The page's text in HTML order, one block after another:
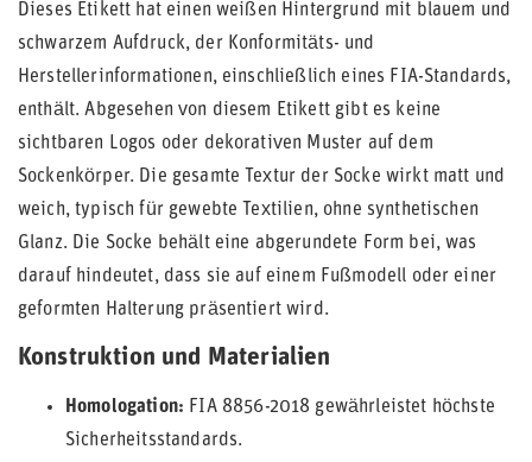
Dieses Etikett hat einen weißen Hintergrund mit blauem und
schwarzem Aufdruck, der Konformitäts- und
Herstellerinformationen, einschließlich eines FIA-Standards,
enthält. Abgesehen von diesem Etikett gibt es keine
sichtbaren Logos oder dekorativen Muster auf dem
Sockenkörper. Die gesamte Textur der Socke wirkt matt und
weich, typisch für gewebte Textilien, ohne synthetischen
Glanz. Die Socke behält eine abgerundete Form bei, was
darauf hindeutet, dass sie auf einem Fußmodell oder einer
geformten Halterung präsentiert wird.
Konstruktion und Materialien
Homologation: FIA 8856-2018 gewährleistet höchste
Sicherheitsstandards.